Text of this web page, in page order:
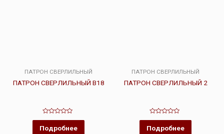
ПАТРОН СВЕРЛИЛЬНЫЙ
ПАТРОН СВЕРЛИЛЬНЫЙ В18
Оценка
из
Подробнее
ПАТРОН СВЕРЛИЛЬНЫЙ
ПАТРОН СВЕРЛИЛЬНЫЙ 2
Оценка
из
Подробнее